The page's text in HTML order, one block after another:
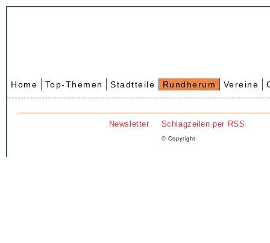
Home Top-Themen Stadtteile Rundherum Vereine
Newsletter Schlagzeilen per RSS
© Copyright